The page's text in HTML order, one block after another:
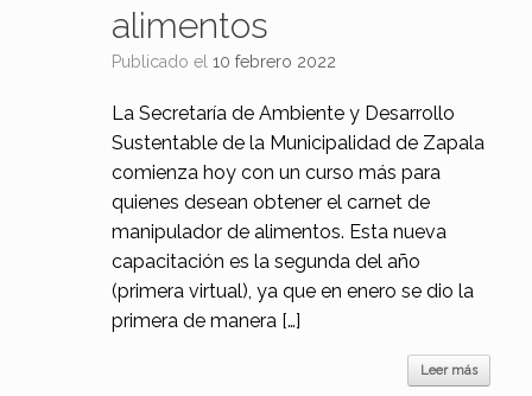
alimentos
Publicado el 10 febrero 2022
La Secretaría de Ambiente y Desarrollo
Sustentable de la Municipalidad de Zapala
comienza hoy con un curso más para
quienes desean obtener el carnet de
manipulador de alimentos. Esta nueva
capacitación es la segunda del año
(primera virtual), ya que en enero se dio la
primera de manera […]
Leer más